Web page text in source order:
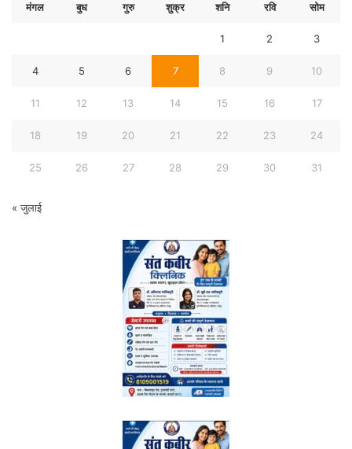
मंगल बुध गुरु शुक्र शनि रवि सोम
1 2 3
4 5 6 7 8 9 10
11 12 13 14 15 16 17
18 19 20 21 22 23 24
25 26 27 28 29 30 31
« जुलाई